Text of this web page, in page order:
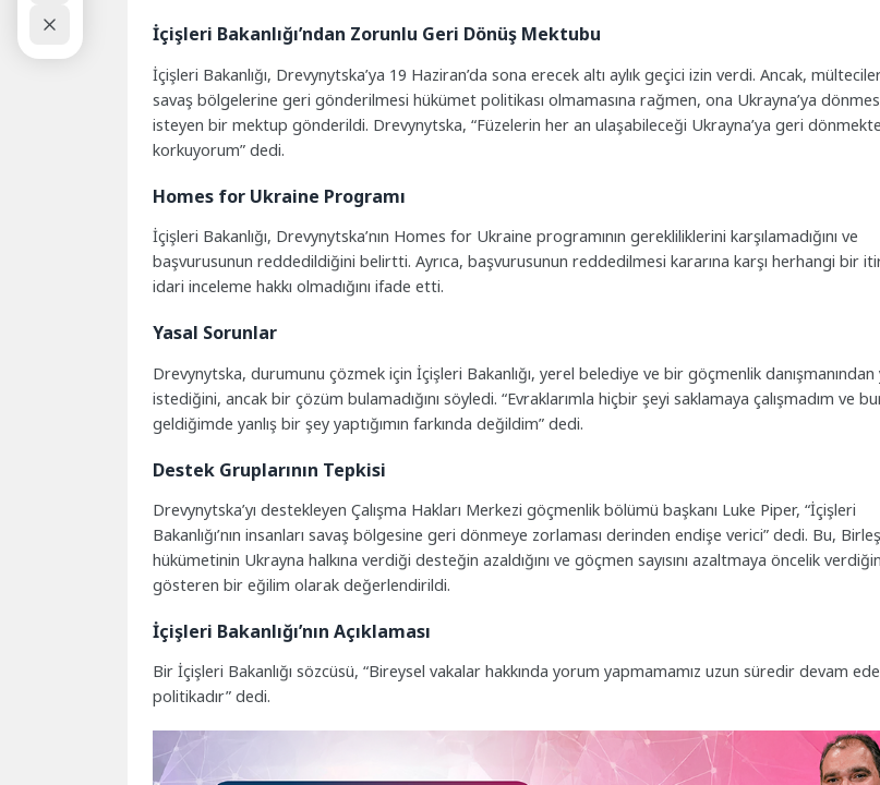
İçişleri Bakanlığı’ndan Zorunlu Geri Dönüş Mektubu
İçişleri Bakanlığı, Drevynytska’ya 19 Haziran’da sona erecek altı aylık geçici izin verdi. Ancak,
savaş bölgelerine geri gönderilmesi hükümet politikası olmamasına rağmen, ona Ukrayna’ya
isteyen bir mektup gönderildi. Drevynytska, “Füzelerin her an ulaşabileceği Ukrayna’ya geri
korkuyorum” dedi.
Homes for Ukraine Programı
İçişleri Bakanlığı, Drevynytska’nın Homes for Ukraine programının gerekliliklerini karşılamadığını ve
başvurusunun reddedildiğini belirtti. Ayrıca, başvurusunun reddedilmesi kararına karşı herhangi bir
idari inceleme hakkı olmadığını ifade etti.
Yasal Sorunlar
Drevynytska, durumunu çözmek için İçişleri Bakanlığı, yerel belediye ve bir göçmenlik danışmanından
istediğini, ancak bir çözüm bulamadığını söyledi. “Evraklarımla hiçbir şeyi saklamaya çalışmadım ve
geldiğimde yanlış bir şey yaptığımın farkında değildim” dedi.
Destek Gruplarının Tepkisi
Drevynytska’yı destekleyen Çalışma Hakları Merkezi göçmenlik bölümü başkanı Luke Piper, “İçişleri
Bakanlığı’nın insanları savaş bölgesine geri dönmeye zorlaması derinden endişe verici” dedi. Bu,
hükümetinin Ukrayna halkına verdiği desteğin azaldığını ve göçmen sayısını azaltmaya öncelik
gösteren bir eğilim olarak değerlendirildi.
İçişleri Bakanlığı’nın Açıklaması
Bir İçişleri Bakanlığı sözcüsü, “Bireysel vakalar hakkında yorum yapmamamız uzun süredir devam
politikadır” dedi.